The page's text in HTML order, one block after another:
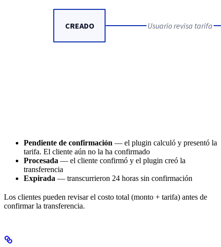
Pendiente de confirmación — el plugin calculó y presentó la
tarifa. El cliente aún no la ha confirmado
Procesada — el cliente confirmó y el plugin creó la
transferencia
Expirada — transcurrieron 24 horas sin confirmación
Los clientes pueden revisar el costo total (monto + tarifa) antes de
confirmar la transferencia.